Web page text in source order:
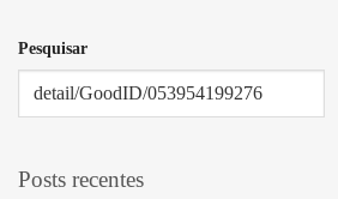
Pesquisar
Posts recentes